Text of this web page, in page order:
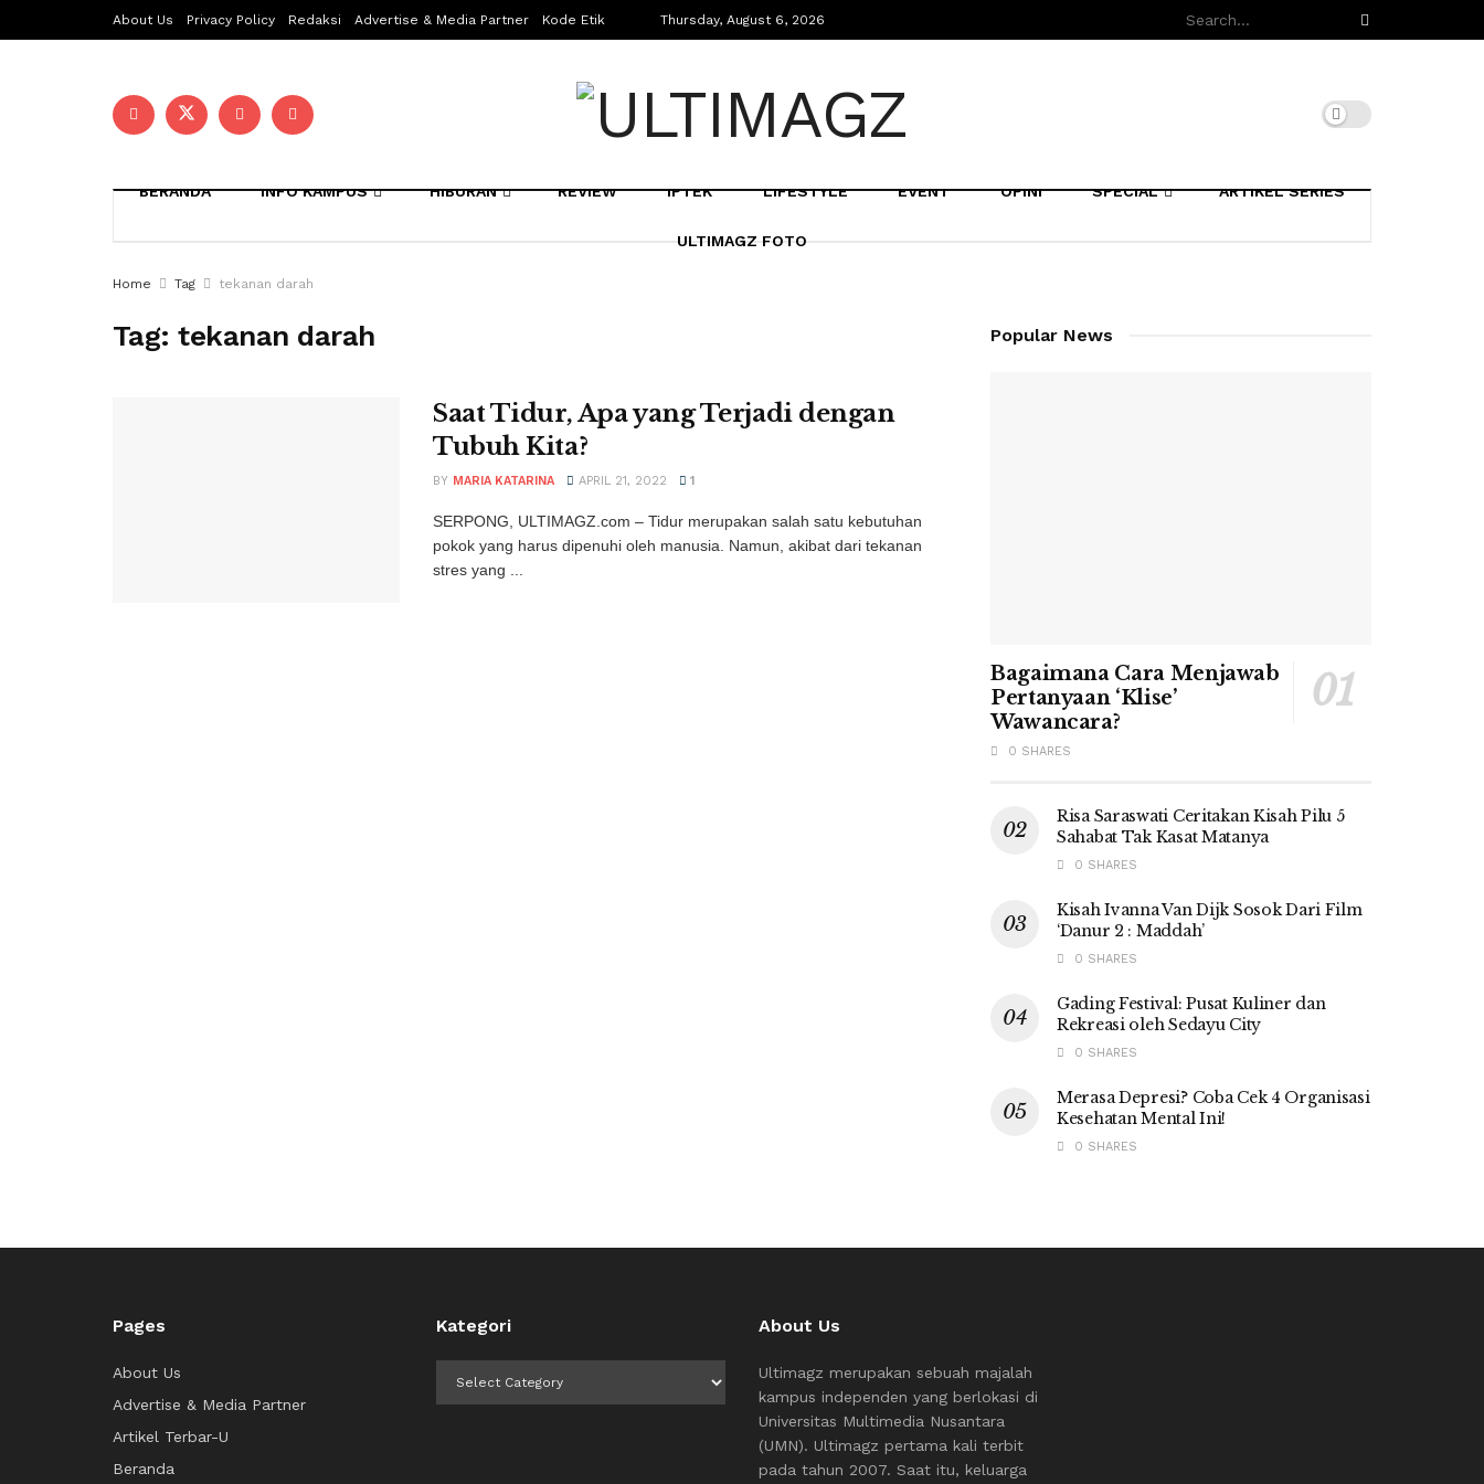
About Us Privacy Policy Redaksi Advertise & Media Partner Kode Etik Thursday, August 6, 2026
BERANDA INFO KAMPUS HIBURAN REVIEW IPTEK LIFESTYLE EVENT OPINI SPECIAL ARTIKEL SERIES
ULTIMAGZ FOTO
Home Tag tekanan darah
Tag:tekanan darah
Saat Tidur, Apa yang Terjadi dengan
Tubuh Kita?
BY MARIA KATARINA APRIL 21, 2022 1
SERPONG, ULTIMAGZ.com – Tidur merupakan salah satu kebutuhan
pokok yang harus dipenuhi oleh manusia. Namun, akibat dari tekanan
stres yang ...
Popular News
Bagaimana Cara Menjawab
Pertanyaan ‘Klise’
Wawancara?
0 SHARES
Risa Saraswati Ceritakan Kisah Pilu 5
Sahabat Tak Kasat Matanya
0 SHARES
Kisah Ivanna Van Dijk Sosok Dari Film
‘Danur 2 : Maddah’
0 SHARES
Gading Festival: Pusat Kuliner dan
Rekreasi oleh Sedayu City
0 SHARES
Merasa Depresi? Coba Cek 4 Organisasi
Kesehatan Mental Ini!
0 SHARES
Pages
About Us
Advertise & Media Partner
Artikel Terbar-U
Beranda
Kategori About Us
Ultimagz merupakan sebuah majalah
kampus independen yang berlokasi di
Universitas Multimedia Nusantara
(UMN). Ultimagz pertama kali terbit
pada tahun 2007. Saat itu, keluarga